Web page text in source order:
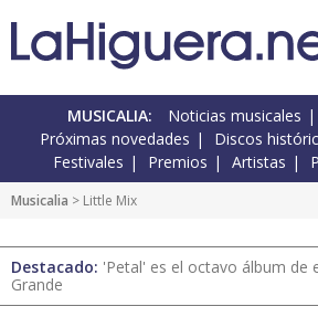
MUSICALIA: Noticias musicales
Próximas novedades
Discos
Festivales
Premios Artistas
Musicalia > Little Mix
Destacado: 'Petal' es el octavo álbum de
Grande